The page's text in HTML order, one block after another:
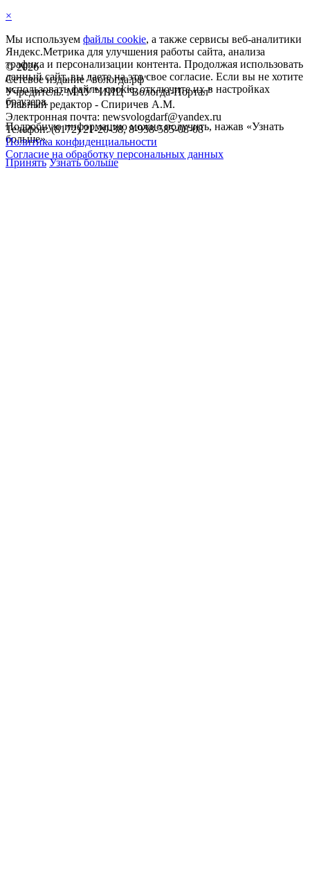
©2026
Сетевое издание "вологда.рф"
Учредитель: МАУ "ИИЦ "Вологда-Портал"
Главный редактор - Спиричев А.М.
Электронная почта: newsvologdarf@yandex.ru
Телефон: (8172) 21-20-38, 8-958-585-08-08
Политика конфиденциальности
Согласие на обработку персональных данных
×
Мы используем файлы cookie, а также сервисы веб-аналитики
Яндекс.Метрика для улучшения работы сайта, анализа
трафика и персонализации контента. Продолжая использовать
данный сайт, вы даете на это свое согласие. Если вы не хотите
использовать файлы cookie, отключите их в настройках
браузера.
Подробную информацию можно получить, нажав «Узнать
больше».
Принять Узнать больше